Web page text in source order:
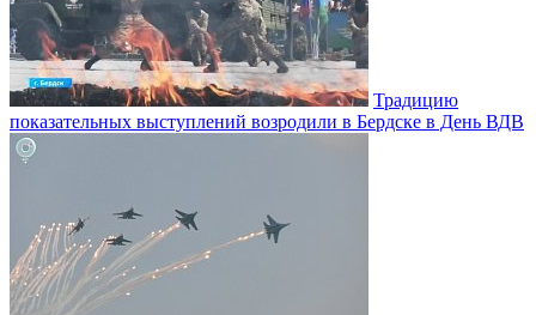
Традицию
показательных выступлений возродили в Бердске в День ВДВ